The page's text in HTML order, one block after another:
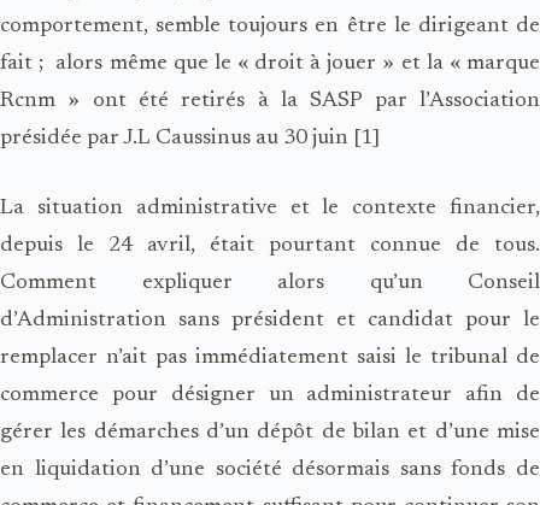
comportement, semble toujours en être le dirigeant de
fait ;
alors même que le « droit à jouer » et la « marque
Rcnm » ont été retirés à la SASP par l’Association
présidée par J.L Caussinus au 30 juin [1]
La situation administrative et le contexte financier,
depuis le 24 avril, était pourtant connue de tous.
Comment expliquer alors qu’un Conseil
d’Administration sans président et candidat pour le
remplacer n’ait pas immédiatement saisi le tribunal de
commerce pour désigner un administrateur afin de
gérer les démarches d’un dépôt de bilan et d’une mise
en liquidation d’une société désormais sans fonds de